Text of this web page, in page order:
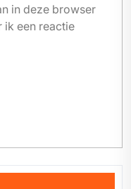
in deze browser
ik een reactie